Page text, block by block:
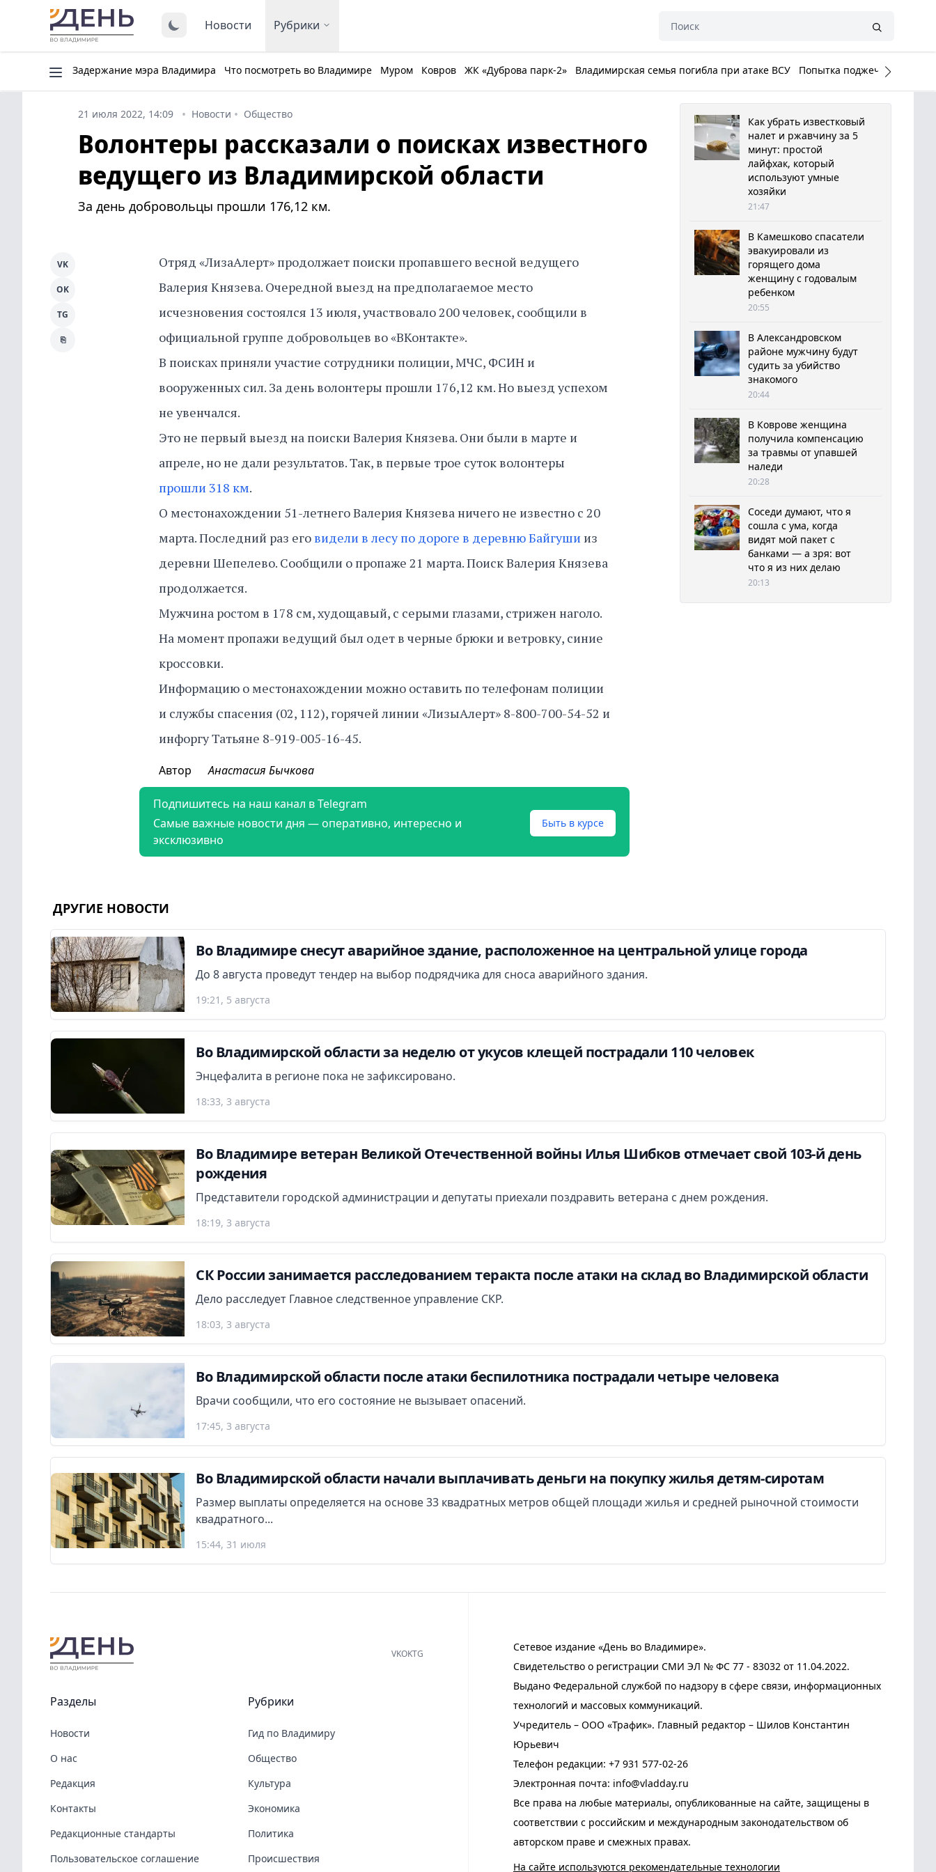
Новости Рубрики
Задержание мэра Владимира Что посмотреть во Владимире Муром Ковров ЖК «Дуброва парк-2» Владимирская семья погибла при атаке ВСУ Попытка поджечь Белый
21 июля 2022, 14:09 Новости Общество
Волонтеры рассказали о поисках известного
ведущего из Владимирской области
За день добровольцы прошли 176,12 км.
Отряд «ЛизаАлерт» продолжает поиски пропавшего весной ведущего
Валерия Князева. Очередной выезд на предполагаемое место
исчезновения состоялся 13 июля, участвовало 200 человек, сообщили в
официальной группе добровольцев во «ВКонтакте».
В поисках приняли участие сотрудники полиции, МЧС, ФСИН и
вооруженных сил. За день волонтеры прошли 176,12 км. Но выезд успехом
не увенчался.
Это не первый выезд на поиски Валерия Князева. Они были в марте и
апреле, но не дали результатов. Так, в первые трое суток волонтеры
прошли 318 км.
О местонахождении 51-летнего Валерия Князева ничего не известно с 20
марта. Последний раз его видели в лесу по дороге в деревню Байгуши из
деревни Шепелево. Сообщили о пропаже 21 марта. Поиск Валерия Князева
продолжается.
Мужчина ростом в 178 см, худощавый, с серыми глазами, стрижен наголо.
На момент пропажи ведущий был одет в черные брюки и ветровку, синие
кроссовки.
Информацию о местонахождении можно оставить по телефонам полиции
и службы спасения (02, 112), горячей линии «ЛизыАлерт» 8-800-700-54-52 и
инфоргу Татьяне 8-919-005-16-45.
VK
OK
TG
⎘
Автор Анастасия Бычкова
Подпишитесь на наш канал в Telegram
Самые важные новости дня — оперативно, интересно и
эксклюзивно
Быть в курсе
Как убрать известковый
налет и ржавчину за 5
минут: простой
лайфхак, который
используют умные
хозяйки
21:47
В Камешково спасатели
эвакуировали из
горящего дома
женщину с годовалым
ребенком
20:55
В Александровском
районе мужчину будут
судить за убийство
знакомого
20:44
В Коврове женщина
получила компенсацию
за травмы от упавшей
наледи
20:28
Соседи думают, что я
сошла с ума, когда
видят мой пакет с
банками — а зря: вот
что я из них делаю
20:13
ДРУГИЕ НОВОСТИ
Во Владимире снесут аварийное здание, расположенное на центральной улице города
До 8 августа проведут тендер на выбор подрядчика для сноса аварийного здания.
19:21, 5 августа
Во Владимирской области за неделю от укусов клещей пострадали 110 человек
Энцефалита в регионе пока не зафиксировано.
18:33, 3 августа
Во Владимире ветеран Великой Отечественной войны Илья Шибков отмечает свой 103-й день
рождения
Представители городской администрации и депутаты приехали поздравить ветерана с днем рождения.
18:19, 3 августа
СК России занимается расследованием теракта после атаки на склад во Владимирской области
Дело расследует Главное следственное управление СКР.
18:03, 3 августа
Во Владимирской области после атаки беспилотника пострадали четыре человека
Врачи сообщили, что его состояние не вызывает опасений.
17:45, 3 августа
Во Владимирской области начали выплачивать деньги на покупку жилья детям-сиротам
Размер выплаты определяется на основе 33 квадратных метров общей площади жилья и средней рыночной стоимости
квадратного...
15:44, 31 июля
Сетевое издание «День во Владимире».
Свидетельство о регистрации СМИ ЭЛ № ФС 77 - 83032 от 11.04.2022.
Выдано Федеральной службой по надзору в сфере связи, информационных
технологий и массовых коммуникаций.
Учредитель – ООО «Трафик». Главный редактор – Шилов Константин
Юрьевич
Телефон редакции: +7 931 577-02-26
Электронная почта: info@vladday.ru
Все права на любые материалы, опубликованные на сайте, защищены в
соответствии с российским и международным законодательством об
авторском праве и смежных правах.
На сайте используются рекомендательные технологии
VKOKTG
Разделы
Новости
О нас
Редакция
Контакты
Редакционные стандарты
Пользовательское соглашение
Рубрики
Гид по Владимиру
Общество
Культура
Экономика
Политика
Происшествия